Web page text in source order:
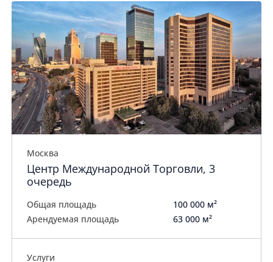
Москва
Центр Международной Торговли, 3
очередь
Общая площадь
100 000 м²
Арендуемая площадь
63 000 м²
Услуги